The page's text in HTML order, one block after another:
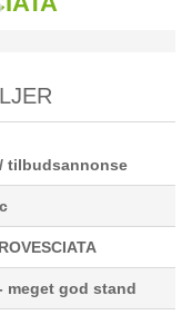
tilbudsannonse
meget god stand